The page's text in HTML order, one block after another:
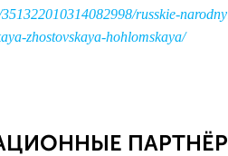
russkie-
zhostovskaya-hohlomskaya/